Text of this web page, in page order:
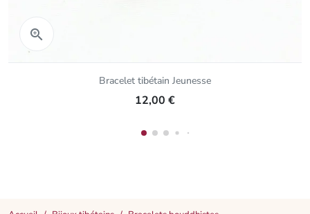

Bracelet tibétain Jeunesse
12,00 €